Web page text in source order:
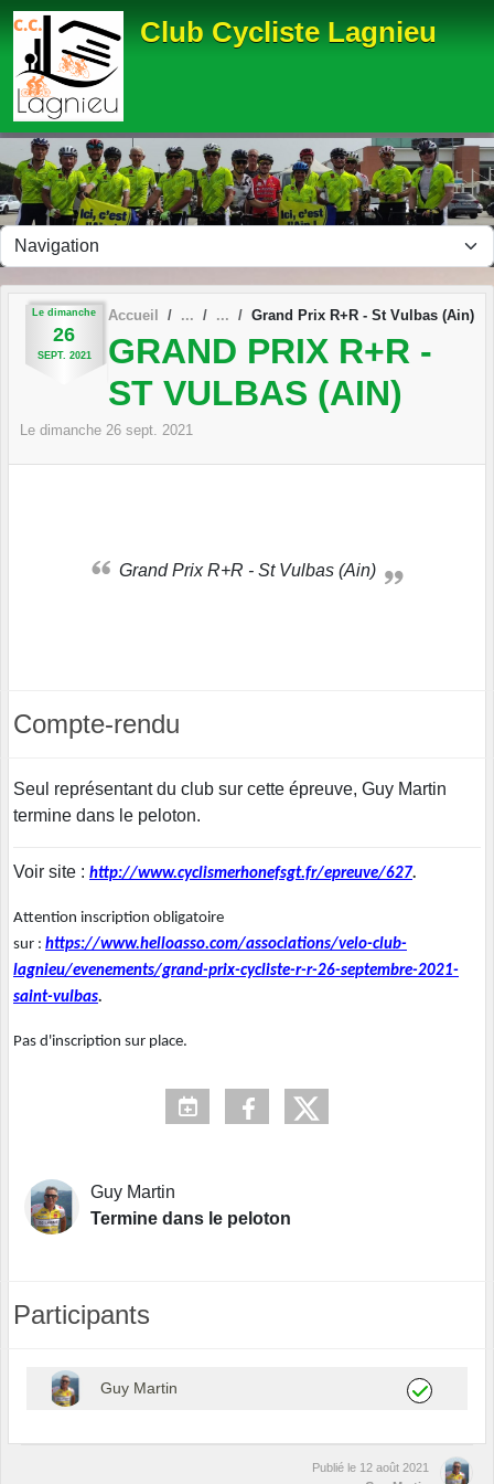
Club Cycliste Lagnieu
Le dimanche
26
SEPT. 2021
Accueil Grand Prix R+R - St Vulbas (Ain)
GRAND PRIX R+R -
ST VULBAS (AIN)
Le dimanche 26 sept. 2021
Grand Prix R+R - St Vulbas (Ain)
Compte-rendu
Seul représentant du club sur cette épreuve, Guy Martin
termine dans le peloton.
Voir site : http://www.cyclismerhonefsgt.fr/epreuve/627.
Attention inscription obligatoire
sur : https://www.helloasso.com/associations/velo-club-
lagnieu/evenements/grand-prix-cycliste-r-r-26-septembre-2021-
saint-vulbas.
Pas d'inscription sur place.
Guy Martin
Termine dans le peloton
Participants
Guy Martin
Publié le 12 août 2021
Panneau de gestion des cookies